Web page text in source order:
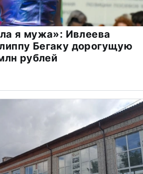
я мужа»: Ивлеева
Бегаку дорогущую
рублей